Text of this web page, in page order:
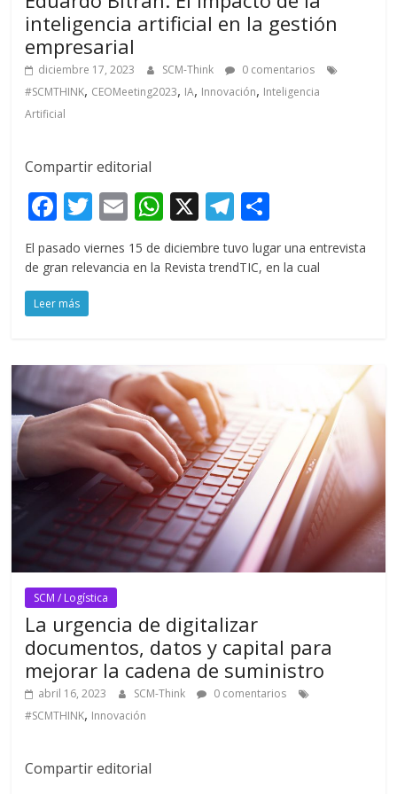
inteligencia artificial en la gestión
empresarial
diciembre 17, 2023 SCM-Think
0 comentarios
#SCMTHINK, CEOMeeting2023, IA, Innovación, Inteligencia
Artificial
Compartir editorial
F
ac
e
b
o
k
T
itt
E
m
ai
W
h
at
p
X T
el
e m
El pasado viernes 15 de diciembre tuvo lugar una entrevista
de gran relevancia en la Revista trendTIC, en la cual
Leer más
SCM / Logística
La urgencia de digitalizar
documentos, datos y capital para
mejorar la cadena de suministro
abril 16, 2023 SCM-Think
0 comentarios
#SCMTHINK, Innovación
Compartir editorial